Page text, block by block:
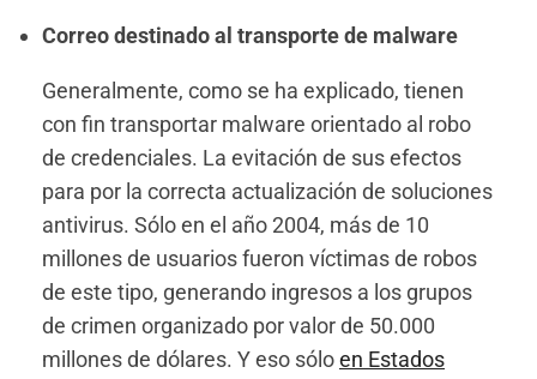
Correo destinado al transporte de malware
Generalmente, como se ha explicado, tienen
con fin transportar malware orientado al robo
de credenciales. La evitación de sus efectos
para por la correcta actualización de soluciones
antivirus. Sólo en el año 2004, más de 10
millones de usuarios fueron víctimas de robos
de este tipo, generando ingresos a los grupos
de crimen organizado por valor de 50.000
millones de dólares. Y eso sóloen Estados